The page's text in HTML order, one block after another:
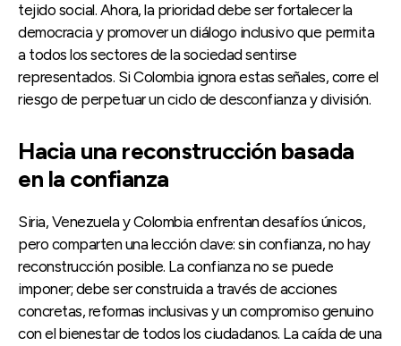
tejido social. Ahora, la prioridad debe ser fortalecer la
democracia y promover un diálogo inclusivo que permita
a todos los sectores de la sociedad sentirse
representados. Si Colombia ignora estas señales, corre el
riesgo de perpetuar un ciclo de desconfianza y división.
Hacia una reconstrucción basada
en la confianza
Siria, Venezuela y Colombia enfrentan desafíos únicos,
pero comparten una lección clave: sin confianza, no hay
reconstrucción posible. La confianza no se puede
imponer; debe ser construida a través de acciones
concretas, reformas inclusivas y un compromiso genuino
con el bienestar de todos los ciudadanos. La caída de una